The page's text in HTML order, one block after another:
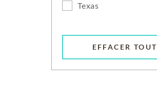
Texas
EFFACER TOUT